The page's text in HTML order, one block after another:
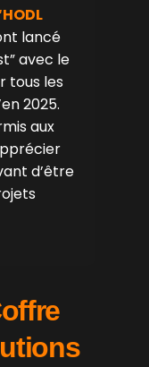
lancé
avec le
tous les
2025.
aux
d’être